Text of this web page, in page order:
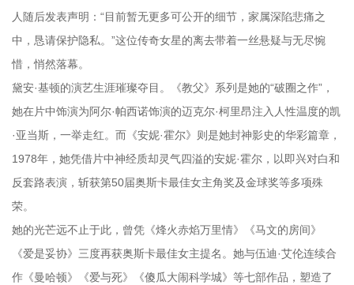
人随后发表声明：“目前暂无更多可公开的细节，家属深陷悲痛之
中，恳请保护隐私。”这位传奇女星的离去带着一丝悬疑与无尽惋
惜，悄然落幕。
黛安·基顿的演艺生涯璀璨夺目。《教父》系列是她的“破圈之作”，
她在片中饰演为阿尔·帕西诺饰演的迈克尔·柯里昂注入人性温度的凯
·亚当斯，一举走红。而《安妮·霍尔》则是她封神影史的华彩篇章，
1978年，她凭借片中神经质却灵气四溢的安妮·霍尔，以即兴对白和
反套路表演，斩获第50届奥斯卡最佳女主角奖及金球奖等多项殊
荣。
她的光芒远不止于此，曾凭《烽火赤焰万里情》《马文的房间》
《爱是妥协》三度再获奥斯卡最佳女主提名。她与伍迪·艾伦连续合
作《曼哈顿》《爱与死》《傻瓜大闹科学城》等七部作品，塑造了